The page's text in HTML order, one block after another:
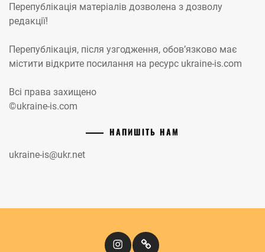
Перепублікація матеріалів дозволена з дозволу
редакції!
Перепублікація, після узгодження, обов’язково має
містити відкрите посилання на ресурс ukraine-is.com
Всі права захищено
©ukraine-is.com
НАПИШІТЬ НАМ
ukraine-is@ukr.net
InstagramКіномандри